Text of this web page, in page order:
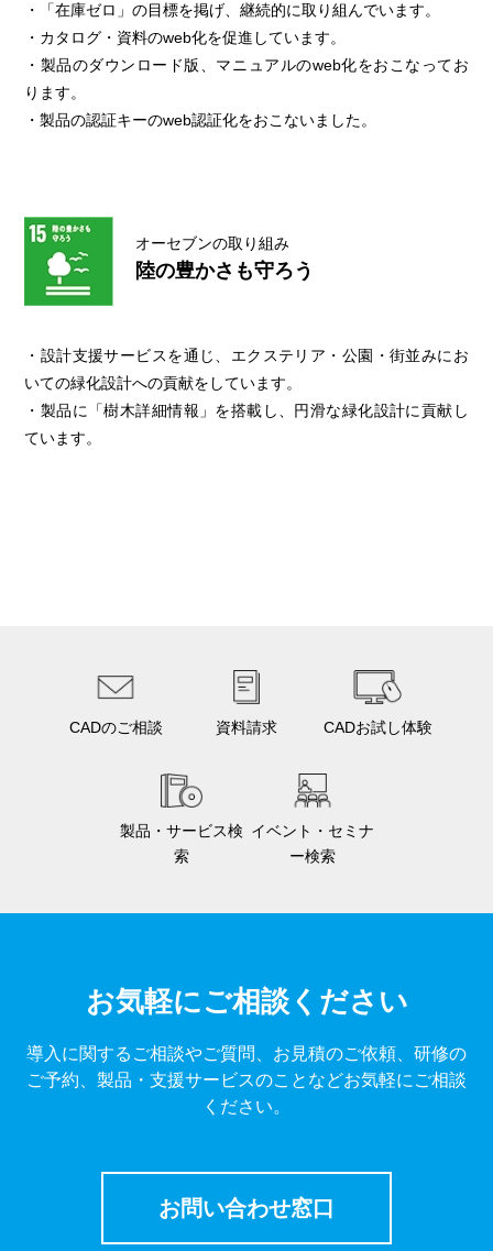
・「在庫ゼロ」の目標を掲げ、継続的に取り組んでいます。
・カタログ・資料のweb化を促進しています。
・製品のダウンロード版、マニュアルのweb化をおこなってお
ります。
・製品の認証キーのweb認証化をおこないました。
オーセブンの取り組み
陸の豊かさも守ろう
・設計支援サービスを通じ、エクステリア・公園・街並みにお
いての緑化設計への貢献をしています。
・製品に「樹木詳細情報」を搭載し、円滑な緑化設計に貢献し
ています。
CADのご相談 資料請求 CADお試し体験
製品・サービス検
索
イベント・セミナ
ー検索
お気軽にご相談ください
導入に関するご相談やご質問、お見積のご依頼、研修の
ご予約、製品・支援サービスのことなどお気軽にご相談
ください。
お問い合わせ窓口